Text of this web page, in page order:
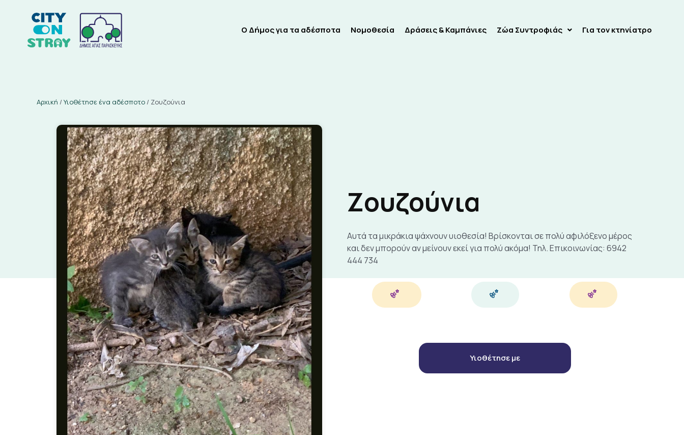
Ο Δήμος για τα αδέσποτα Νομοθεσία Δράσεις & Καμπάνιες Ζώα Συντροφιάς Για τον κτηνίατρο
Αρχική / Υιοθέτησε ένα αδέσποτο / Ζουζούνια
Ζουζούνια
Αυτά τα μικράκια ψάχνουν υιοθεσία! Βρίσκονται σε πολύ αφιλόξενο μέρος
και δεν μπορούν αν μείνουν εκεί για πολύ ακόμα! Τηλ. Επικοινωνίας: 6942
444 734
Υιοθέτησε με